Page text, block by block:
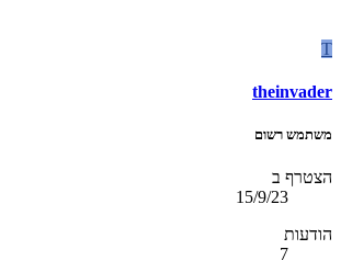
T
theinvader
משתמש רשום
הצטרף ב
15/9/23
הודעות
7